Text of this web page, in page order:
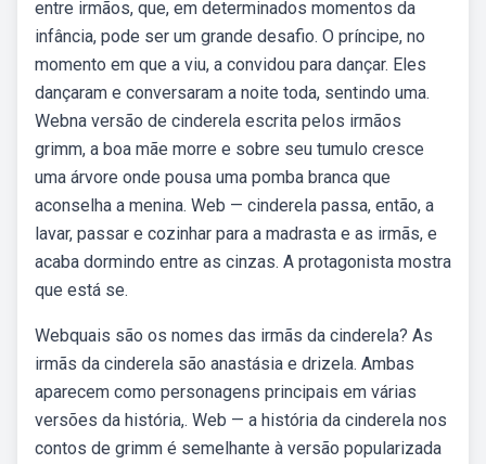
entre irmãos, que, em determinados momentos da
infância, pode ser um grande desafio. O príncipe, no
momento em que a viu, a convidou para dançar. Eles
dançaram e conversaram a noite toda, sentindo uma.
Webna versão de cinderela escrita pelos irmãos
grimm, a boa mãe morre e sobre seu tumulo cresce
uma árvore onde pousa uma pomba branca que
aconselha a menina. Web — cinderela passa, então, a
lavar, passar e cozinhar para a madrasta e as irmãs, e
acaba dormindo entre as cinzas. A protagonista mostra
que está se.
Webquais são os nomes das irmãs da cinderela? As
irmãs da cinderela são anastásia e drizela. Ambas
aparecem como personagens principais em várias
versões da história,. Web — a história da cinderela nos
contos de grimm é semelhante à versão popularizada